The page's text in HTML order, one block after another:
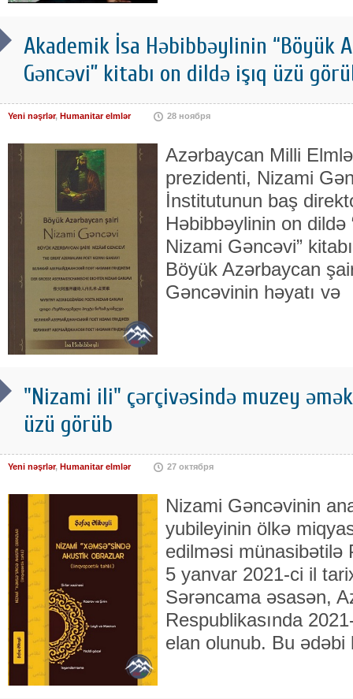
Akademik İsa Həbibbəylinin “Böyük
Gəncəvi” kitabı on dildə işıq üzü
Yeni nəşrlər, Humanitar elmlər 28 ноября
Azərbaycan Milli
prezidenti, Nizami
İnstitutunun baş
Həbibbəylinin on
Nizami Gəncəvi”
Böyük Azərbaycan
Gəncəvinin həyatı və
"Nizami ili" çərçivəsində muzey
üzü görüb
Yeni nəşrlər, Humanitar elmlər 27 октября
Nizami Gəncəvinin
yubileyinin ölkə
edilməsi
5 yanvar 2021-ci il
Sərəncama əsasən,
Respublikasında
elan olunub. Bu ədəbi